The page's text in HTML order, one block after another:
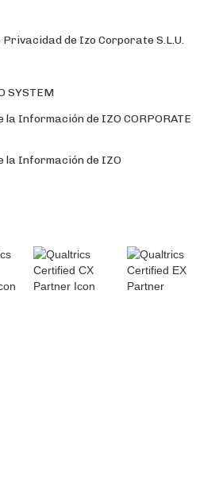
de Izo Corporate S.L.U.
SYSTEM
Información de IZO CORPORATE
la Información de IZO